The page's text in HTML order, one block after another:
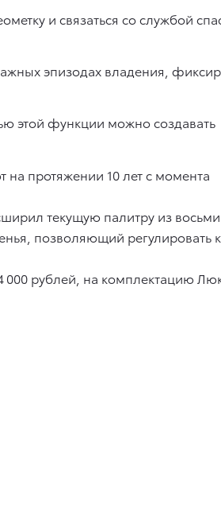
и связаться со службой
эпизодах владения,
этой функции можно создавать
на протяжении 10 лет с момента
текущую палитру из восьми
позволяющий регулировать
000 рублей, на комплектацию